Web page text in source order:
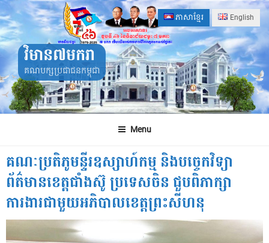
Skip
to
content
ភាសាខ្មែរ English
វិមាន៧មករា
គណបក្សប្រជាជនកម្ពុជា
Menu
គណៈប្រតិភូមន្ទីរឧស្សាហ៍កម្ម និងបច្ចេកវិទ្យា
ព័ត៌មានខេត្តជាំងស៊ូ ប្រទេសចិន ជួបពិភាក្សា
ការងារជាមួយអភិបាលខេត្តព្រះសីហនុ